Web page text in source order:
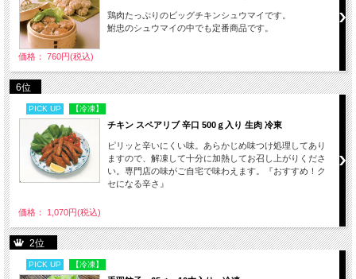
鶏肉たっぷりのビッグチキンシュウマイです。
鮒忠のシュウマイの中でも定番商品です。
価格： 760円(税込)
6位
PICK UP 【冷凍】
チキン スペアリブ 辛口 500ｇ入り 生肉 冷東
ピリッと辛いにくい味。あらかじめ味つけ処理してあり
ますので、解凍して十分に加熱してお召し上がりくださ
い。専門店の味がご自宅で味わえます。『おすすめ！ク
セになる辛さ』
価格： 1,070円(税込)
2位
PICK UP 【冷凍】